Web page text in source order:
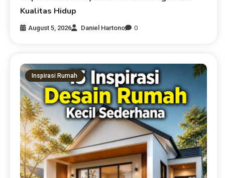
Kualitas Hidup
August 5, 2026 Daniel Hartono 0
Inspirasi Rumah